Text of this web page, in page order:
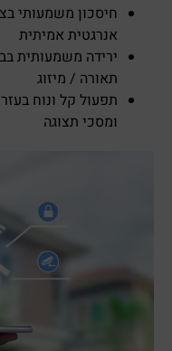
חיסכון משמעותי
אנרגטית אמיתית
ירידה משמעותית
תאורה / מיזוג
תפעול קל ונוח
ומסכי תצוגה